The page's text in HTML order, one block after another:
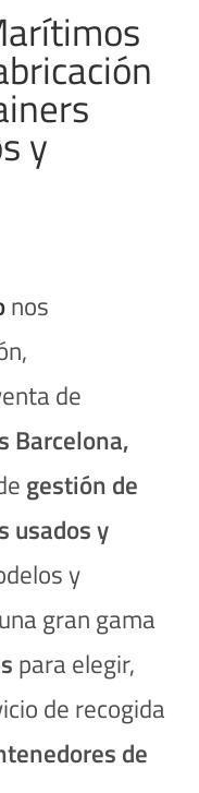
y
nos
de
Barcelona,
gestión de
usados y
y
gran gama
para elegir,
de recogida
de